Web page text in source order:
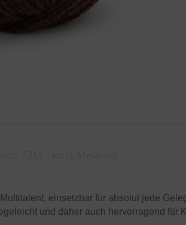
einsetzbar für absolut jede
und daher auch hervorragend für